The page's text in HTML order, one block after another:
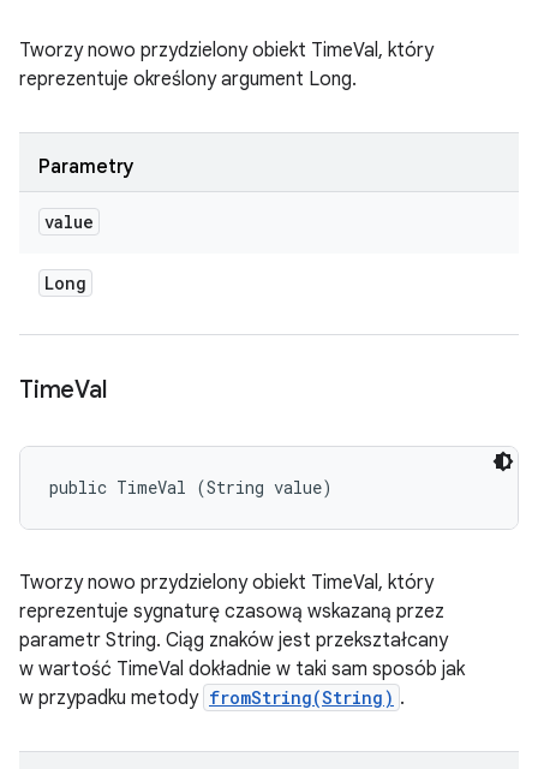
Tworzy nowo przydzielony obiekt TimeVal, który
reprezentuje określony argument Long.
Parametry
value
Long
TimeVal
public TimeVal (String value)
Tworzy nowo przydzielony obiekt TimeVal, który
reprezentuje sygnaturę czasową wskazaną przez
parametr String. Ciąg znaków jest przekształcany
w wartość TimeVal dokładnie w taki sam sposób jak
w przypadku metody fromString(String) .